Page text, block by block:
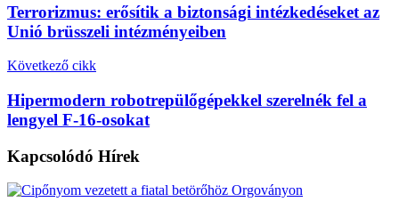
Terrorizmus: erősítik a biztonsági intézkedéseket az
Unió brüsszeli intézményeiben
Következő cikk
Hipermodern robotrepülőgépekkel szerelnék fel a
lengyel F-16-osokat
Kapcsolódó Hírek